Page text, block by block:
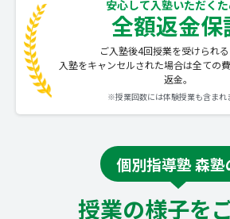
安心して入塾いただく
全額返金保
ご入塾後4回授業を受けられ
入塾をキャンセルされた場合は全ての
返金。
※授業回数には体験授業も含まれ
個別指導塾 森塾
授業の様子を